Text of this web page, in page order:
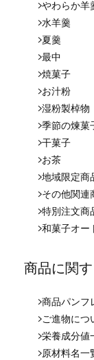
やわらか羊
水羊羹
夏羹
最中
焼菓子
お汁粉
湿粉製棹物
季節の煉菓
干菓子
お茶
地域限定商
その他関連
特別注文商
和菓子オー
商品に関
商品パンフ
ご進物につ
栄養成分値
原材料名一